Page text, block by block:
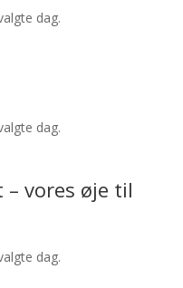
dag.
dag.
– vores øje til
dag.